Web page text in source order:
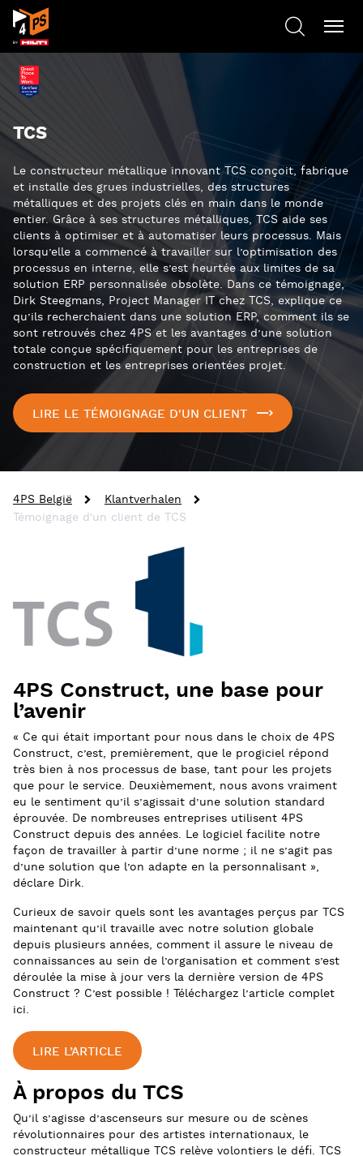
TCS
Le constructeur métallique innovant TCS conçoit, fabrique
et installe des grues industrielles, des structures
métalliques et des projets clés en main dans le monde
entier. Grâce à ses structures métalliques, TCS aide ses
clients à optimiser et à automatiser leurs processus. Mais
lorsqu’elle a commencé à travailler sur l’optimisation des
processus en interne, elle s’est heurtée aux limites de sa
solution ERP personnalisée obsolète. Dans ce témoignage,
Dirk Steegmans, Project Manager IT chez TCS, explique ce
qu’ils recherchaient dans une solution ERP, comment ils se
sont retrouvés chez 4PS et les avantages d’une solution
totale conçue spécifiquement pour les entreprises de
construction et les entreprises orientées projet.
LIRE LE TÉMOIGNAGE D'UN CLIENT
4PS België
Klantverhalen
Témoignage d'un client de TCS
4PS Construct, une base pour
l’avenir
« Ce qui était important pour nous dans le choix de 4PS
Construct, c’est, premièrement, que le progiciel répond
très bien à nos processus de base, tant pour les projets
que pour le service. Deuxièmement, nous avons vraiment
eu le sentiment qu’il s’agissait d’une solution standard
éprouvée. De nombreuses entreprises utilisent 4PS
Construct depuis des années. Le logiciel facilite notre
façon de travailler à partir d’une norme ; il ne s’agit pas
d’une solution que l’on adapte en la personnalisant »,
déclare Dirk.
Curieux de savoir quels sont les avantages perçus par TCS
maintenant qu’il travaille avec notre solution globale
depuis plusieurs années, comment il assure le niveau de
connaissances au sein de l’organisation et comment s’est
déroulée la mise à jour vers la dernière version de 4PS
Construct ? C’est possible ! Téléchargez l’article complet
ici.
LIRE L’ARTICLE
À propos du TCS
Qu’il s’agisse d’ascenseurs sur mesure ou de scènes
révolutionnaires pour des artistes internationaux, le
constructeur métallique TCS relève volontiers le défi. TCS